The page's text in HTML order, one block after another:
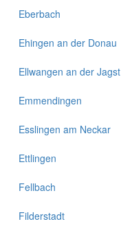
Eberbach
Ehingen an der Donau
Ellwangen an der Jagst
Emmendingen
Esslingen am Neckar
Ettlingen
Fellbach
Filderstadt